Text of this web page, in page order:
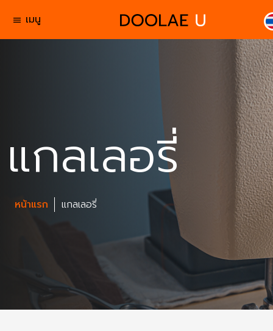
menu เมนู
แกลเลอรี่
หน้าแรก แกลเลอรี่